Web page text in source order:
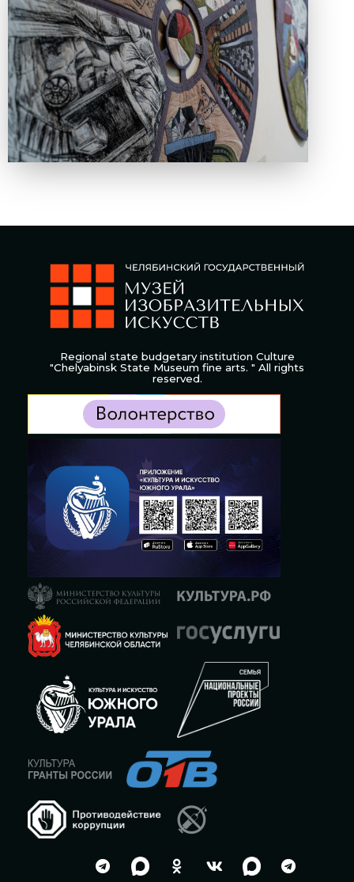
Regional state budgetary institution Culture
"Chelyabinsk State Museum fine arts. " All rights
reserved.